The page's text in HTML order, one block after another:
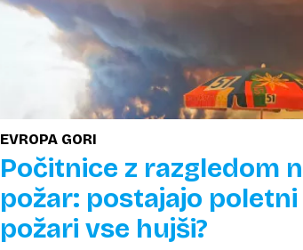
EVROPA GORI
Počitnice z razgledom
požar: postajajo poletni
požari vse hujši?